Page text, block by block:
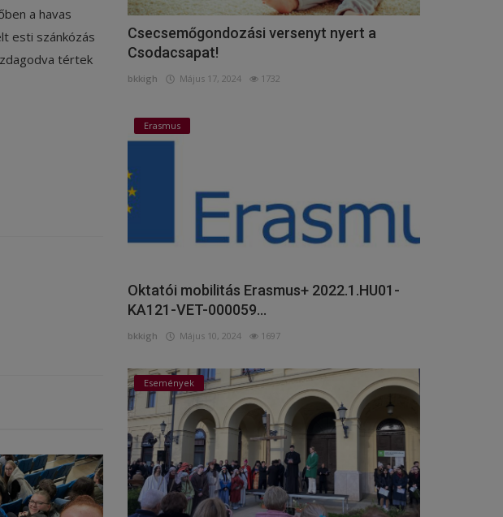
a havas
esti szánkózás
tértek
Csecsemőgondozási versenyt nyert a
Csodacsapat!
bkkigh Május 17, 2024 1732
Erasmus
Oktatói mobilitás Erasmus+ 2022.1.HU01-
KA121-VET-000059...
bkkigh Május 10, 2024 1697
Események